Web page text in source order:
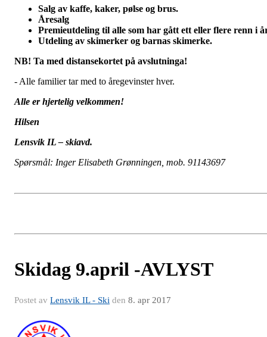
Salg av kaffe, kaker, pølse og brus.
Åresalg
Premieutdeling til alle som har gått ett eller flere renn i
Utdeling av skimerker og barnas skimerke.
NB! Ta med distansekortet på avslutninga!
- Alle familier tar med to åregevinster hver.
Alle er hjertelig velkommen!
Hilsen
Lensvik IL – skiavd.
Spørsmål: Inger Elisabeth Grønningen, mob. 91143697
Skidag 9.april -AVLYST
Postet av Lensvik IL - Ski den 8. apr 2017